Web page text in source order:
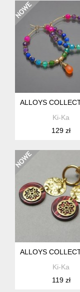
ALLOYS
Ki-Ka
129 zł
ALLOYS
Ki-Ka
119 zł